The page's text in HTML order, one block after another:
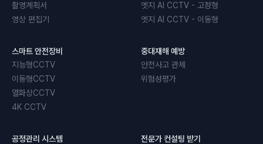
촬영계획서
영상 편집기
엣지 AI CCTV - 고정형
엣지 AI CCTV - 이동형
스마트 안전장비
지능형CCTV
이동형CCTV
열화상CCTV
4K CCTV
중대재해 예방
안전사고 관제
위험성평가
공정관리 시스템
전문가 컨설팅 받기